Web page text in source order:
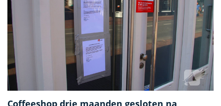
Coffeeshop drie maanden gesloten na